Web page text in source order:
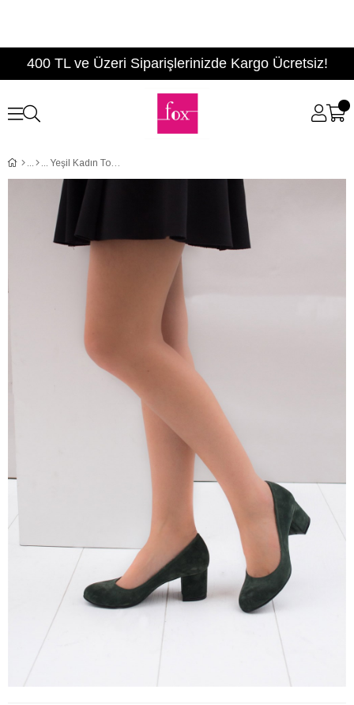
400 TL ve Üzeri Siparişlerinizde Kargo Ücretsiz!
Yeşil Kadın Topuklu Ayakkabı A922716402